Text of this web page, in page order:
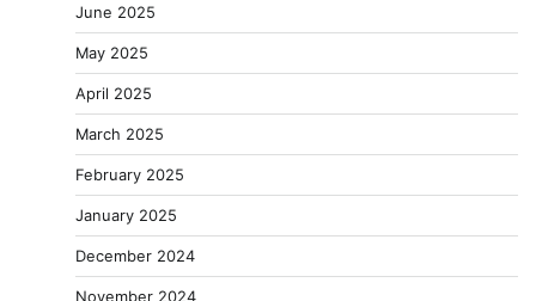
June 2025
May 2025
April 2025
March 2025
February 2025
January 2025
December 2024
November 2024